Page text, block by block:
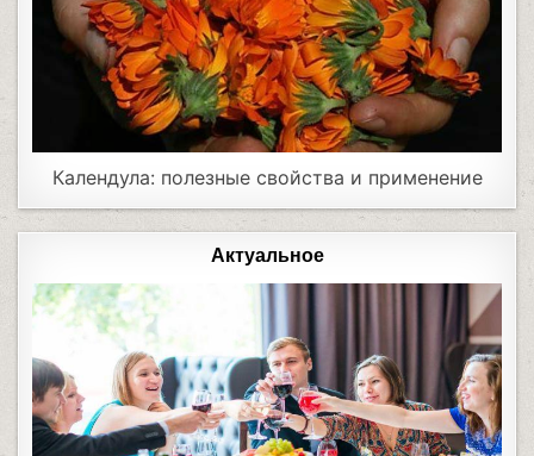
Календула: полезные свойства и применение
Актуальное